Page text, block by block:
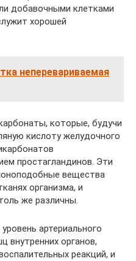
добавочными клетками
хорошей
неперевариваемая
которые, будучи
кислоту желудочного
простагландинов. Эти
вещества
организма, и
же различны.
артериального
внутренних органов,
реакций, и